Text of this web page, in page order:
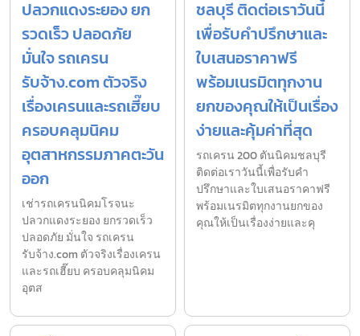
ปลวกแดงระยอง ยก
รวดเร็ว ปลอดภัย
มั่นใจ รถเครน
รับจ้าง.com ตัวจริง
เรื่องเครนและรถเฮี๊ยบ
ครอบคลุมนิคม
อุตสาหกรรมภาคตะวัน
ออก
เช่ารถเครนนิคมโรจนะ
ปลวกแดงระยอง ยกรวดเร็ว
ปลอดภัย มั่นใจ รถเครน
รับจ้าง.com ตัวจริงเรื่องเครน
และรถเฮี๊ยบ ครอบคลุมนิคม
อุตส
ชลบุรี ติดต่อเราวันนี้
เพื่อรับคำปรึกษาและ
ใบเสนอราคาฟรี
พร้อมเนรมิตทุกงาน
ยกของคุณให้เป็นเรื่อง
ง่ายและคุ้มค่าที่สุด
รถเครน 200 ตันนิคมชลบุรี
ติดต่อเราวันนี้เพื่อรับคำ
ปรึกษาและใบเสนอราคาฟรี
พร้อมเนรมิตทุกงานยกของ
คุณให้เป็นเรื่องง่ายและคุ